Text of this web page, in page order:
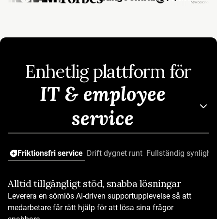
Enhetlig plattform för
IT & employee
service
Friktionsfri service Drift dygnet runt Fullständig
Alltid tillgängligt stöd, snabba lösningar
Leverera en sömlös AI-driven supportupplevelse så att
medarbetare får rätt hjälp för att lösa sina frågor
Lös med AI
AI som fungerar från dag ett
Färdiga AI‑agenter för olika branscher